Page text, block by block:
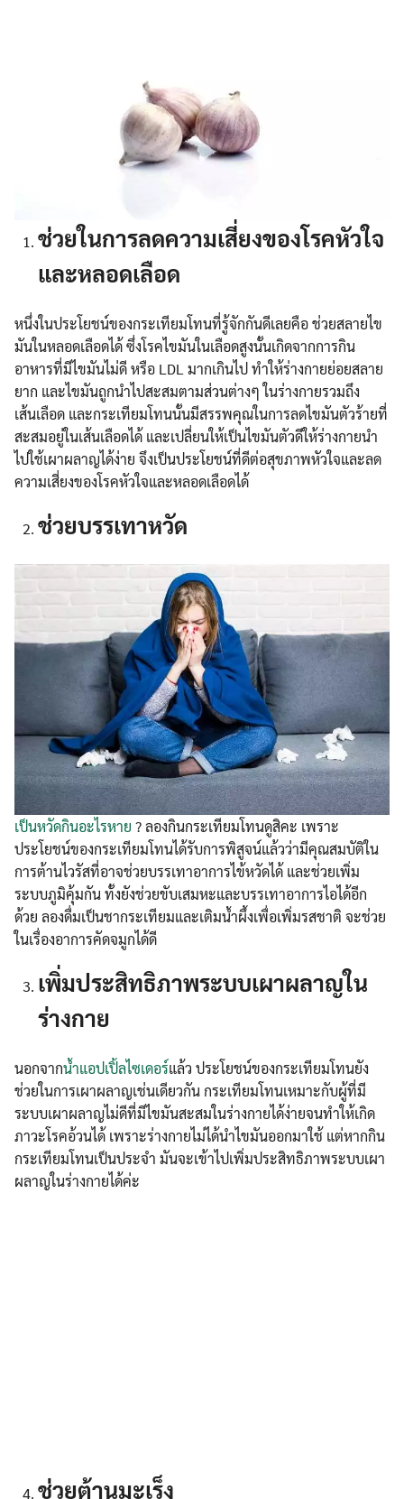
ช่วยในการลดความเสี่ยงของโรคหัวใจ
และหลอดเลือด
หนึ่งในประโยชน์ของกระเทียมโทนที่รู้จักกันดีเลยคือ ช่วยสลายไข
มันในหลอดเลือดได้ ซึ่งโรคไขมันในเลือดสูงนั้นเกิดจากการกิน
อาหารที่มีไขมันไม่ดี หรือ LDL มากเกินไป ทำให้ร่างกายย่อยสลาย
ยาก และไขมันถูกนำไปสะสมตามส่วนต่างๆ ในร่างกายรวมถึง
เส้นเลือด และกระเทียมโทนนั้นมีสรรพคุณในการลดไขมันตัวร้ายที่
สะสมอยู่ในเส้นเลือดได้ และเปลี่ยนให้เป็นไขมันตัวดีให้ร่างกายนำ
ไปใช้เผาผลาญได้ง่าย จึงเป็นประโยชน์ที่ดีต่อสุขภาพหัวใจและลด
ความเสี่ยงของโรคหัวใจและหลอดเลือดได้
ช่วยบรรเทาหวัด
เป็นหวัดกินอะไรหาย ? ลองกินกระเทียมโทนดูสิคะ เพราะ
ประโยชน์ของกระเทียมโทนได้รับการพิสูจน์แล้วว่ามีคุณสมบัติใน
การต้านไวรัสที่อาจช่วยบรรเทาอาการไข้หวัดได้ และช่วยเพิ่ม
ระบบภูมิคุ้มกัน ทั้งยังช่วยขับเสมหะและบรรเทาอาการไอได้อีก
ด้วย ลองดื่มเป็นชากระเทียมและเติมน้ำผึ้งเพื่อเพิ่มรสชาติ จะช่วย
ในเรื่องอาการคัดจมูกได้ดี
เพิ่มประสิทธิภาพระบบเผาผลาญใน
ร่างกาย
นอกจากน้ำแอปเปิ้ลไซเดอร์แล้ว ประโยชน์ของกระเทียมโทนยัง
ช่วยในการเผาผลาญเช่นเดียวกัน กระเทียมโทนเหมาะกับผู้ที่มี
ระบบเผาผลาญไม่ดีที่มีไขมันสะสมในร่างกายได้ง่ายจนทำให้เกิด
ภาวะโรคอ้วนได้ เพราะร่างกายไม่ได้นำไขมันออกมาใช้ แต่หากกิน
กระเทียมโทนเป็นประจำ มันจะเข้าไปเพิ่มประสิทธิภาพระบบเผา
ผลาญในร่างกายได้ค่ะ
ช่วยต้านมะเร็ง